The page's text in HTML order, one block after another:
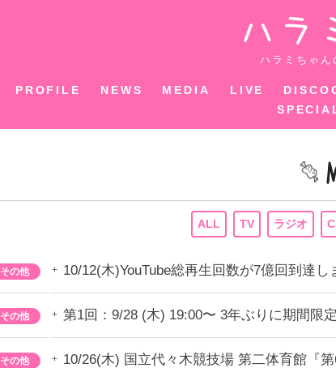
ハラミちゃん
PROFILE NEWS MEDIA LIVE
ALL TV ラジオ
その他 10/12(木)YouTube総再生回数が7億回到達し
その他 第1回：9/28 (木) 19:00〜 3年ぶりに期間限
その他 10/26(木) 国立代々木競技場 第二体育館『